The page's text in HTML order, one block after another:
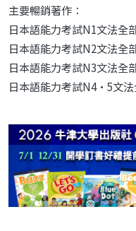
主要暢銷著作：
日本語能力考試N1文法全
日本語能力考試N2文法全
日本語能力考試N3文法全
日本語能力考試N4·5文法